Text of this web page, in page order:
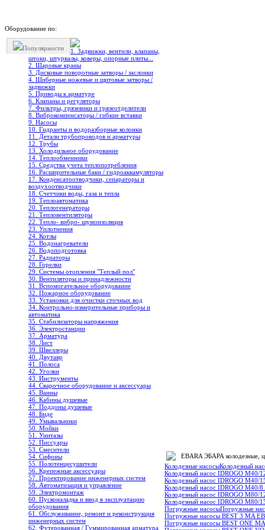
Оборудование по:
Популярности
1. Задвижки, вентили, клапаны,
штоки, штурвалы, коверы, опорные плиты...
2. Шаровые краны
3. Дисковые поворотные затворы / заслонки
4. Шиберные ножевые и щитовые затворы /
задвижки
5. Приводы к арматуре
6. Клапаны и регуляторы
7. Фильтры, грязевики и грязеотделители
8. Виброкомпенсаторы / гибкие вставки
9. Насосы
10. Гидранты и водоразборные колонки
11. Детали трубопроводов и арматуры
12. Трубы
13. Холодильное oборудование
14. Теплообменники
15. Средства учета теплопотребления
16. Расширительные баки / гидроаккамуляторы
17. Конденсатоотводчики, сепараторы и
воздухоотводчики
18. Счетчики воды, газа и тепла
19. Теплоавтоматика
20. Теплогенераторы
21. Тепловентиляторы
22. Тепло- вибро- шумоизоляция
23. Уплотнения
24. Котлы
25. Водонагреватели
26. Водоподготовка
27. Радиаторы
28. Горелки
29. Системы отопления "Теплый пол"
30. Вентиляторы и принадлежности
31. Вспомогательное оборудование
32. Пожарное оборудование
33. Установки для очистки сточных вод
34. Контрольно-измерительные приборы и
автоматика
35. Стабилизаторы напряжения
36. Электростанции
37. Арматура
38. Лист
39. Швеллеры
40. Двутавр
41. Полоса
42. Уголки
43. Инструменты
44. Сварочное оборудование и аксессуары
45. Ванны
46. Кабины душевые
47. Поддоны душевые
48. Биде
49. Умывальники
50. Мойки
51. Унитазы
52. Писсуары
53. Смесители
54. Сифоны
55. Полотенцесушители
56. Крепежные аксессуары
57. Проектирование инженерных систем
58. Автоматизация и управление
59. Электромонтаж
60. Пусконаладка и ввод в эксплуатацию
оборудования
61. Обслуживание, ремонт и реконструкция
инженерных систем
62. Футерованная / Гуммированная арматура
EBARA ЭБАРА колодезные,
Колодезные насосыКолодезный
Колодезный насос IDROGO M40/
Колодезный насос IDROGO M40/
Колодезный насос IDROGO M40/
Колодезный насос IDROGO M80/
Колодезный насос IDROGO M80/
Погружные насосыПогружные
Погружные насосы BEST 3 MA
Погружные насосы BEST ONE